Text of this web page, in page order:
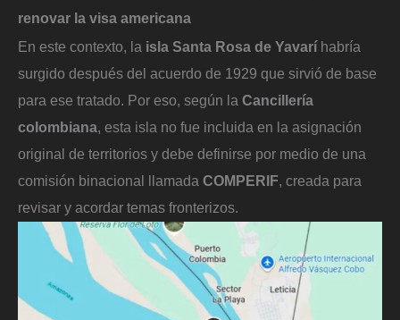
renovar la visa americana
En este contexto, la isla Santa Rosa de Yavaríhabría
surgido después del acuerdo de 1929 que sirvió de base
para ese tratado. Por eso, según la Cancillería
colombiana, esta isla no fue incluida en la asignación
original de territorios y debe definirse por medio de una
comisión binacional llamada COMPERIF, creada para
revisar y acordar temas fronterizos.